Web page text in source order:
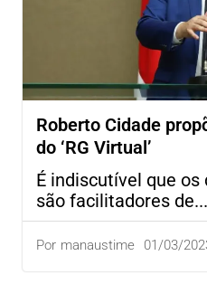
Roberto Cidade
do ‘RG Virtual’
Por manaustime 01/03/
É indiscutível que
são facilitadores de...